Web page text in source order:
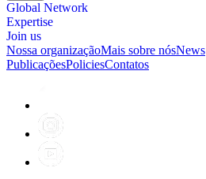
Global Network
Expertise
Join us
Nossa organizaçãoMais sobre nósNews
PublicaçõesPoliciesContatos